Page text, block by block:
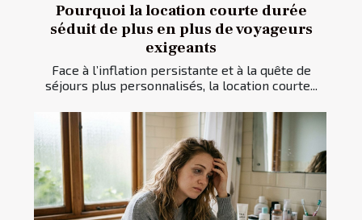
Pourquoi la location courte durée
séduit de plus en plus de voyageurs
exigeants
Face à l’inflation persistante et à la quête de
séjours plus personnalisés, la location courte...